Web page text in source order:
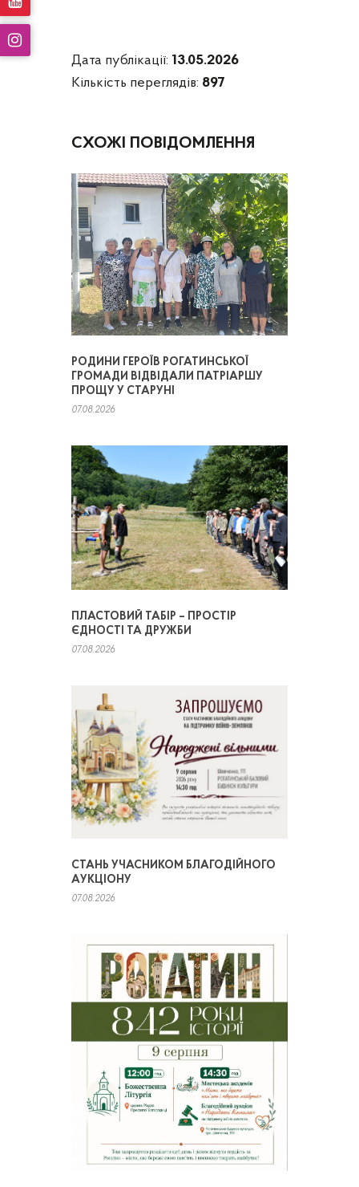
Дата публікації: 13.05.2026
Кількість переглядів: 897
СХОЖІ ПОВІДОМЛЕННЯ
РОДИНИ ГЕРОЇВ РОГАТИНСЬКОЇ
ГРОМАДИ ВІДВІДАЛИ ПАТРІАРШУ
ПРОЩУ У СТАРУНІ
07.08.2026
ПЛАСТОВИЙ ТАБІР – ПРОСТІР
ЄДНОСТІ ТА ДРУЖБИ
07.08.2026
СТАНЬ УЧАСНИКОМ БЛАГОДІЙНОГО
АУКЦІОНУ
07.08.2026